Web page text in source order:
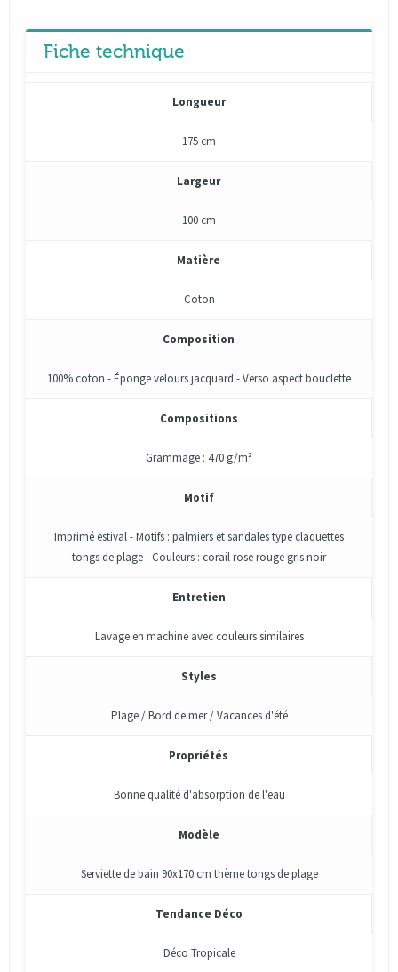
Fiche technique
Longueur
175 cm
Largeur
100 cm
Matière
Coton
Composition
100% coton - Éponge velours jacquard - Verso aspect bouclette
Compositions
Grammage : 470 g/m²
Motif
Imprimé estival - Motifs : palmiers et sandales type claquettes
tongs de plage - Couleurs : corail rose rouge gris noir
Entretien
Lavage en machine avec couleurs similaires
Styles
Plage / Bord de mer / Vacances d'été
Propriétés
Bonne qualité d'absorption de l'eau
Modèle
Serviette de bain 90x170 cm thème tongs de plage
Tendance Déco
Déco Tropicale